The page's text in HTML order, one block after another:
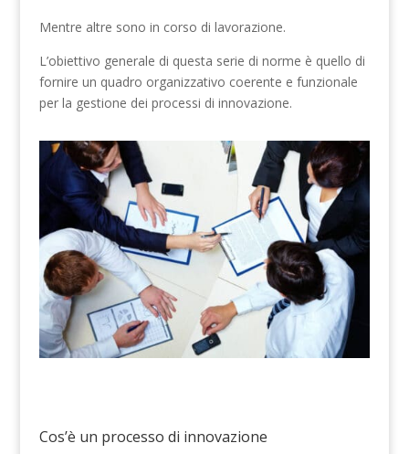
Mentre altre sono in corso di lavorazione.
L’obiettivo generale di questa serie di norme è quello di
fornire un quadro organizzativo coerente e funzionale
per la gestione dei processi di innovazione.
Cos’è un processo di innovazione